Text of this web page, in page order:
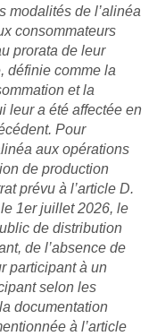
modalités de l’alinéa
consommateurs
prorata de leur
définie comme la
et la
leur a été affectée en
Pour
aux opérations
de production
prévu à l’article D.
1er juillet 2026, le
de distribution
de l’absence de
participant à un
selon les
documentation
à l’article